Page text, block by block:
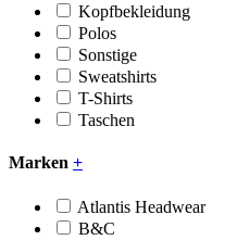
Kopfbekleidung
Polos
Sonstige
Sweatshirts
T-Shirts
Taschen
Marken +
Atlantis Headwear
B&C